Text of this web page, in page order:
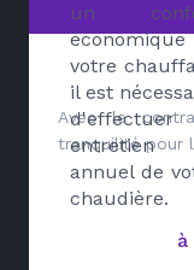
un
économique
votre
il est
d'effectuer
entretien
annuel de
chaudière.
Avec le
tranquilité pour
à